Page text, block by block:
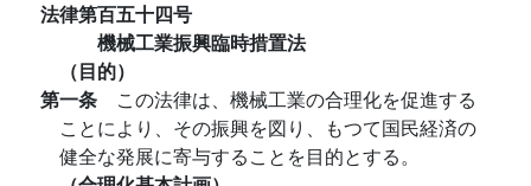
法律第百五十四号
機械工業振興臨時措置法
（目的）
第一条 この法律は、機械工業の合理化を促進する
ことにより、その振興を図り、もつて国民経済の
健全な発展に寄与することを目的とする。